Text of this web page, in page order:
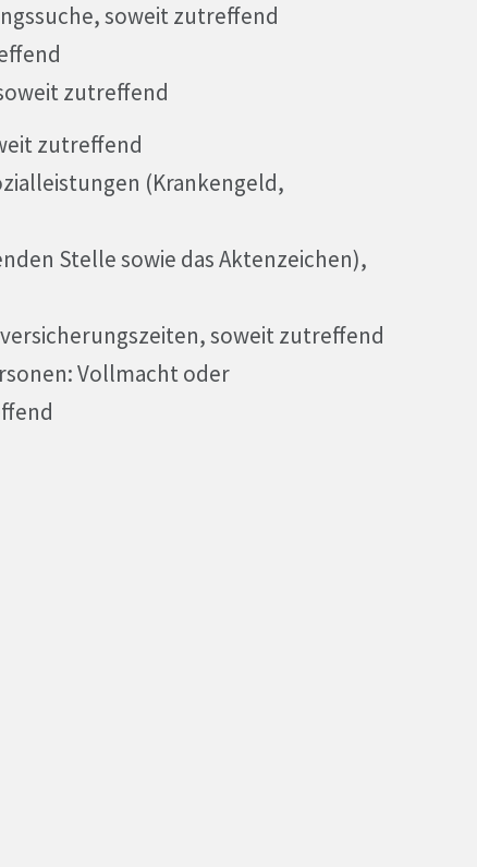
soweit zutreffend
zutreffend
zutreffend
(Krankengeld,
Stelle sowie das Aktenzeichen),
soweit zutreffend
Vollmacht oder